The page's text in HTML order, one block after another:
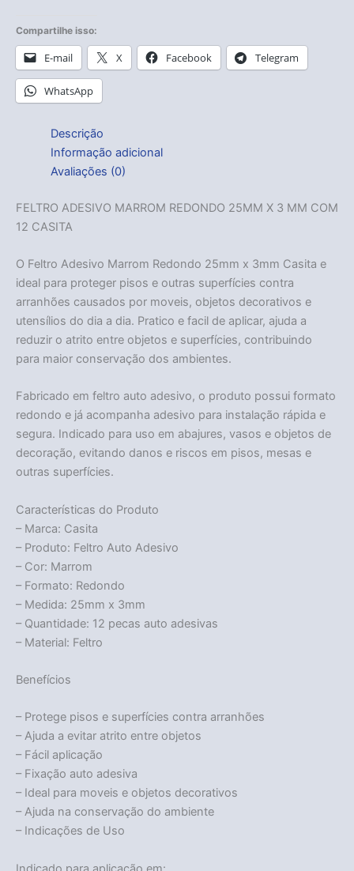
Compartilhe isso:
E-mail X Facebook Telegram
WhatsApp
Descrição
Informação adicional
Avaliações (0)
FELTRO ADESIVO MARROM REDONDO 25MM X 3 MM COM
12 CASITA
O Feltro Adesivo Marrom Redondo 25mm x 3mm Casita e
ideal para proteger pisos e outras superfícies contra
arranhões causados por moveis, objetos decorativos e
utensílios do dia a dia. Pratico e facil de aplicar, ajuda a
reduzir o atrito entre objetos e superfícies, contribuindo
para maior conservação dos ambientes.
Fabricado em feltro auto adesivo, o produto possui formato
redondo e já acompanha adesivo para instalação rápida e
segura. Indicado para uso em abajures, vasos e objetos de
decoração, evitando danos e riscos em pisos, mesas e
outras superfícies.
Características do Produto
– Marca: Casita
– Produto: Feltro Auto Adesivo
– Cor: Marrom
– Formato: Redondo
– Medida: 25mm x 3mm
– Quantidade: 12 pecas auto adesivas
– Material: Feltro
Benefícios
– Protege pisos e superfícies contra arranhões
– Ajuda a evitar atrito entre objetos
– Fácil aplicação
– Fixação auto adesiva
– Ideal para moveis e objetos decorativos
– Ajuda na conservação do ambiente
– Indicações de Uso